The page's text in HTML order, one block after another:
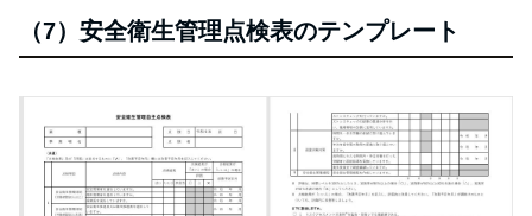
（7）安全衛生管理点検表のテンプレート